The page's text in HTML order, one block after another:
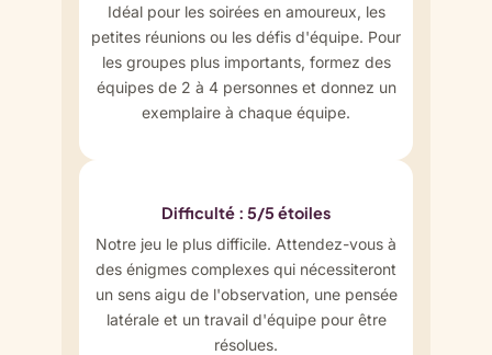
Idéal pour les soirées en amoureux, les
petites réunions ou les défis d'équipe. Pour
les groupes plus importants, formez des
équipes de 2 à 4 personnes et donnez un
exemplaire à chaque équipe.
Difficulté : 5/5 étoiles
Notre jeu le plus difficile. Attendez-vous à
des énigmes complexes qui nécessiteront
un sens aigu de l'observation, une pensée
latérale et un travail d'équipe pour être
résolues.